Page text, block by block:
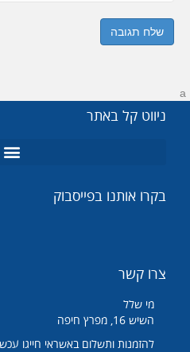
a
ניווט קל באתר
בקרו אותנו בפייסבוק
צרו קשר
מי שלל
השיש 16, מפרץ חיפה
להזמנות ותשלום באשראי חייגו